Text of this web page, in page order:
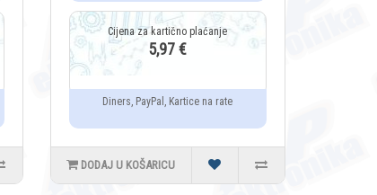
5,97 €
Diners, PayPal, Kartice na rate
DODAJ U KOŠARICU